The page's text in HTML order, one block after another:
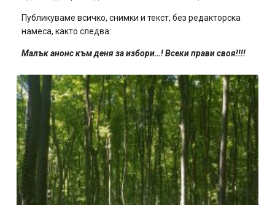
Публикуваме всичко, снимки и текст, без редакторска
намеса, както следва:
Малък анонс към деня за избори…! Всеки прави своя!!!!